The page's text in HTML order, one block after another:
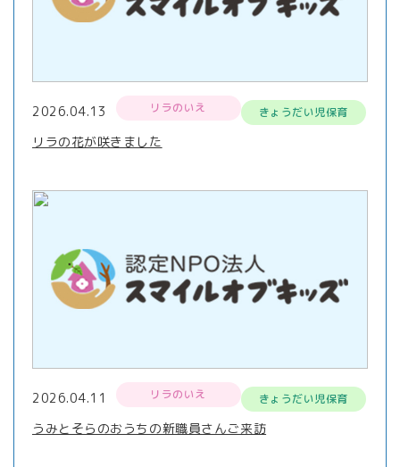
2026.04.13 リラのいえ きょうだい児保育
リラの花が咲きました
2026.04.11 リラのいえ きょうだい児保育
うみとそらのおうちの新職員さんご来訪